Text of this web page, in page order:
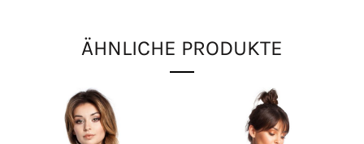
ÄHNLICHE PRODUKTE